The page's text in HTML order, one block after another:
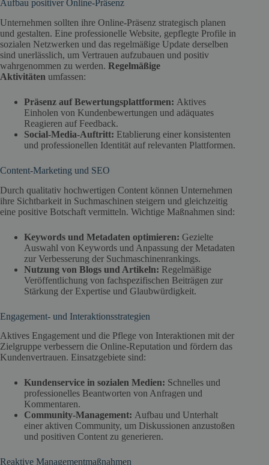
Aufbau positiver Online-Präsenz
Unternehmen sollten ihre Online-Präsenz strategisch planen
und gestalten. Eine professionelle Website, gepflegte Profile in
sozialen Netzwerken und das regelmäßige Update derselben
sind unerlässlich, um Vertrauen aufzubauen und positiv
wahrgenommen zu werden. Regelmäßige
Aktivitäten umfassen:
Präsenz auf Bewertungsplattformen: Aktives
Einholen von Kundenbewertungen und adäquates
Reagieren auf Feedback.
Social-Media-Auftritt: Etablierung einer konsistenten
und professionellen Identität auf relevanten Plattformen.
Content-Marketing und SEO
Durch qualitativ hochwertigen Content können Unternehmen
ihre Sichtbarkeit in Suchmaschinen steigern und gleichzeitig
eine positive Botschaft vermitteln. Wichtige Maßnahmen sind:
Keywords und Metadaten optimieren: Gezielte
Auswahl von Keywords und Anpassung der Metadaten
zur Verbesserung der Suchmaschinenrankings.
Nutzung von Blogs und Artikeln: Regelmäßige
Veröffentlichung von fachspezifischen Beiträgen zur
Stärkung der Expertise und Glaubwürdigkeit.
Engagement- und Interaktionsstrategien
Aktives Engagement und die Pflege von Interaktionen mit der
Zielgruppe verbessern die Online-Reputation und fördern das
Kundenvertrauen. Einsatzgebiete sind:
Kundenservice in sozialen Medien: Schnelles und
professionelles Beantworten von Anfragen und
Kommentaren.
Community-Management: Aufbau und Unterhalt
einer aktiven Community, um Diskussionen anzustoßen
und positiven Content zu generieren.
Reaktive Managementmaßnahmen